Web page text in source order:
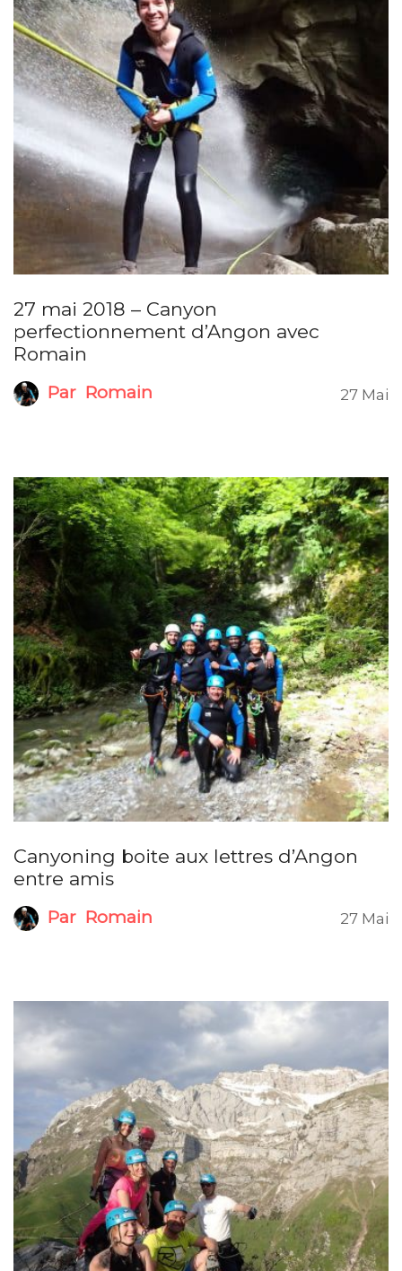
27 mai 2018 – Canyon
perfectionnement d’Angon avec
Romain
Par Romain 27 Mai
Canyoning boite aux lettres d’Angon
entre amis
Par Romain 27 Mai